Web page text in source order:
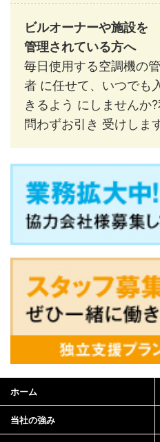
ビルオーナーや施設を
管理されている方へ
毎日使用する空調機の
者 に任せて、いつでも
きるよう にしませんか
問わずお引き 受けしま
ホーム
当社の強み